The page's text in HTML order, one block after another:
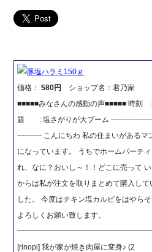
豚塩ハラミ150ｇ
価格：580円
ショップ名：君乃家
■■■■■みなさんの感動の声■■■■■ 時
題 : 塩さがりが大ブーム
---------- こんにちわ 私の住まいがある
になっています。 うちでホームパーテ
れ、なに？おいし～！！どこに売って
からは私が注文を取りまとめて購入し
した。 今度はチキン塩カルビをはやら
よろしくお願い致します。
[rinopi] 我が家が焼き肉屋に変身♪ (2